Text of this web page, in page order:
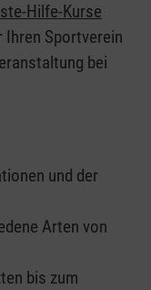
Hilfe-Kurse
Ihren Sportverein
bei
und der
Arten von
bis zum